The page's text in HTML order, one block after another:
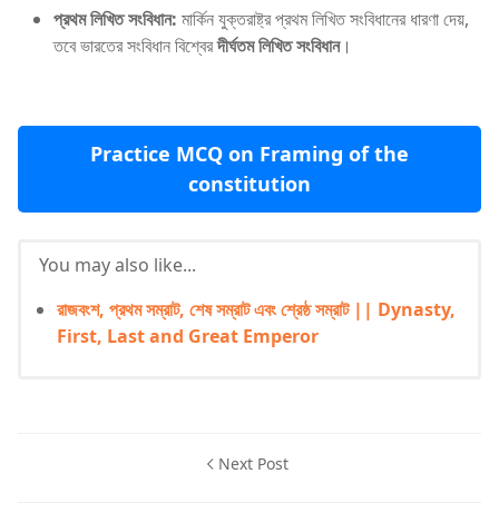
প্রথম লিখিত সংবিধান: মার্কিন যুক্তরাষ্ট্র প্রথম লিখিত সংবিধানের ধারণা দেয়,
তবে ভারতের সংবিধান বিশ্বেরদীর্ঘতম লিখিত সংবিধান।
Practice MCQ on Framing of the
constitution
You may also like...
রাজবংশ, প্রথম সম্রাট, শেষ সম্রাট এবং শ্রেষ্ঠ সম্রাট || Dynasty,
First, Last and Great Emperor
Next Post